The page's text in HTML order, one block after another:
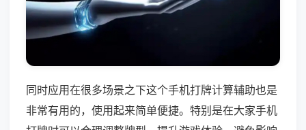
同时应用在很多场景之下这个手机打牌计算辅助也是
非常有用的，使用起来简单便捷。特别是在大家手机